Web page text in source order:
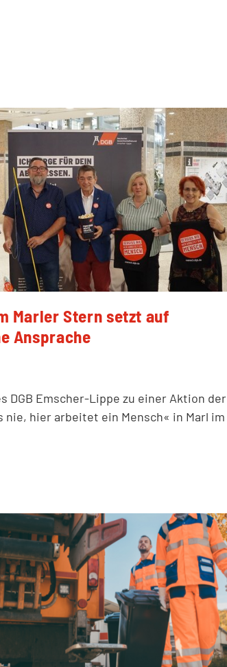
Marler Stern setzt auf
Ansprache
DGB Emscher-Lippe zu einer Aktion der
hier arbeitet ein Mensch« in Marl im